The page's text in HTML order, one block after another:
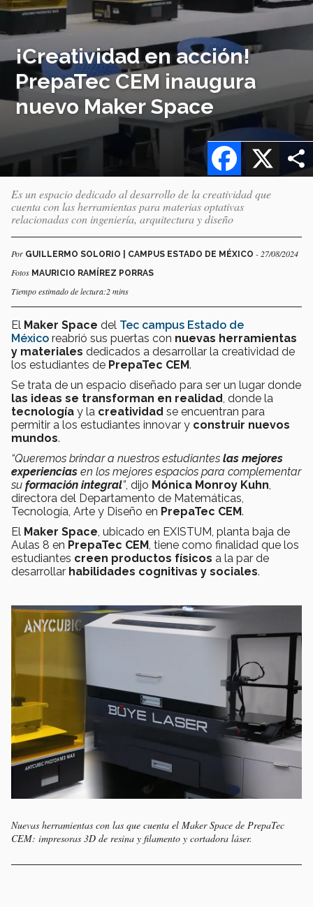
¡Creatividad en acción!
PrepaTec CEM inaugura
nuevo Maker Space
X
Facebook
Es un espacio dedicado al desarrollo de la creatividad que
cuenta con las herramientas para materias optativas
relacionadas con ingeniería, arquitectura y diseño
Por GUILLERMO SOLORIO | CAMPUS ESTADO DE MÉXICO - 27/08/2024
Fotos MAURICIO RAMÍREZ PORRAS
Tiempo estimado de lectura:2 mins
El Maker Space del Tec campus Estado de
México reabrió sus puertas con nuevas herramientas
y materiales dedicados a desarrollar la creatividad de
los estudiantes de PrepaTec CEM.
Se trata de un espacio diseñado para ser un lugar donde
las ideas se transforman en realidad , donde la
tecnología y la creatividad se encuentran para
permitir a los estudiantes innovar y construir nuevos
mundos.
“Queremos brindar a nuestros estudiantes las mejores
experiencias en los mejores espacios para complementar
su formación integral”, dijo Mónica Monroy Kuhn
directora del Departamento de Matemáticas,
Tecnología, Arte y Diseño en PrepaTec CEM.
El Maker Space , ubicado en EXISTUM, planta baja de
Aulas 8 en PrepaTec CEM , tiene como finalidad que los
estudiantes creen productos físicos a la par de
desarrollar habilidades cognitivas y sociales.
Nuevas herramientas con las que cuenta el Maker Space de PrepaTec
CEM: impresoras 3D de resina y filamento y cortadora láser.